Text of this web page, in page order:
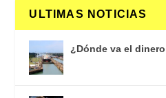
ULTIMAS NOTICIAS
¿Dónde va el